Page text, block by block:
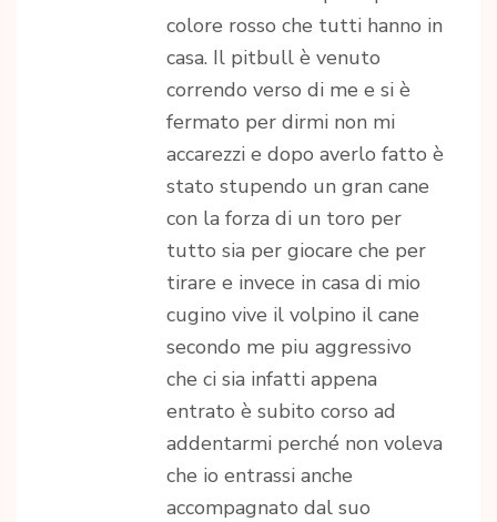
colore rosso che tutti hanno in
casa. Il pitbull è venuto
correndo verso di me e si è
fermato per dirmi non mi
accarezzi e dopo averlo fatto è
stato stupendo un gran cane
con la forza di un toro per
tutto sia per giocare che per
tirare e invece in casa di mio
cugino vive il volpino il cane
secondo me piu aggressivo
che ci sia infatti appena
entrato è subito corso ad
addentarmi perché non voleva
che io entrassi anche
accompagnato dal suo